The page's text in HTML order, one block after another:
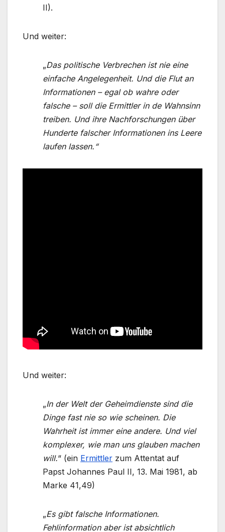
II).
Und weiter:
„Das politische Verbrechen ist nie eine
einfache Angelegenheit. Und die Flut an
Informationen – egal ob wahre oder
falsche – soll die Ermittler in de Wahnsinn
treiben. Und ihre Nachforschungen über
Hunderte falscher Informationen ins Leere
laufen lassen.“
Und weiter:
„In der Welt der Geheimdienste sind die
Dinge fast nie so wie scheinen. Die
Wahrheit ist immer eine andere. Und viel
komplexer, wie man uns glauben machen
will.“ (ein Ermittler zum Attentat auf
Papst Johannes Paul II, 13. Mai 1981, ab
Marke 41,49)
„Es gibt falsche Informationen.
Fehlinformation aber ist absichtlich